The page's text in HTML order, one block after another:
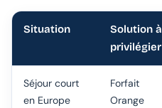
Situation
Solution à
privilégier
Séjour court
en Europe
Forfait
Orange